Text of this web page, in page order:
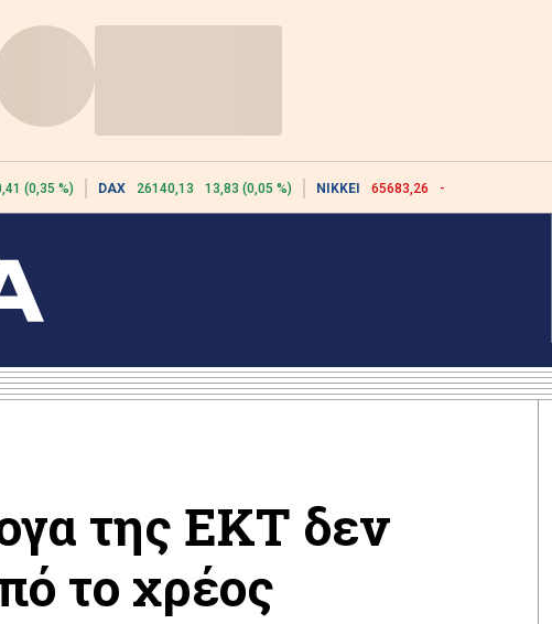
(0,35 %) DAX 26140,13 13,83 (0,05 %) NIKKEI 65683,26 -617,18 (-0,93 %)
της ΕΚΤ δεν
το χρέος